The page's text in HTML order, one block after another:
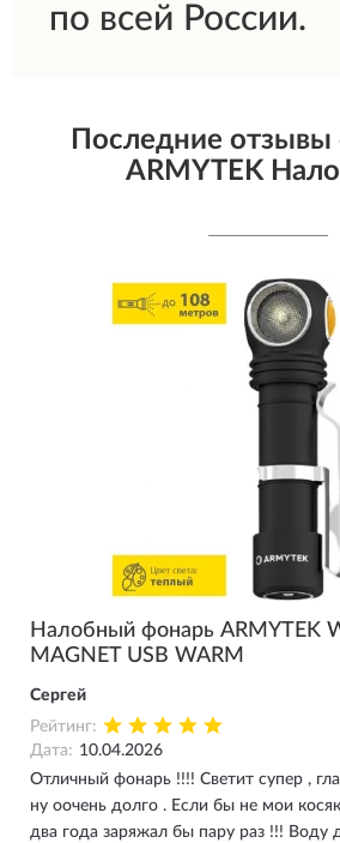
по всей России.
Последние
ARMYTEK
Налобный фонарь ARMYTEK
MAGNET USB WARM
Cергей
Рейтинг:
Дата: 10.04.2026
Отличный фонарь !!!! Светит супер ,
ну оочень долго . Если бы не мои
два года заряжал бы пару раз !!! Воду